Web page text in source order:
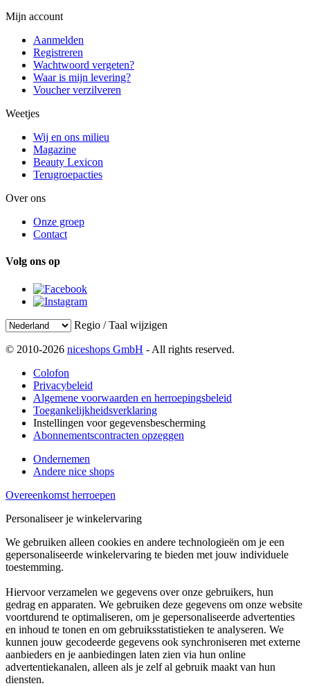
Mijn account
Aanmelden
Registreren
Wachtwoord vergeten?
Waar is mijn levering?
Voucher verzilveren
Weetjes
Wij en ons milieu
Magazine
Beauty Lexicon
Terugroepacties
Over ons
Onze groep
Contact
Volg ons op
Regio / Taal wijzigen
© 2010-2026 niceshops GmbH - All rights reserved.
Colofon
Privacybeleid
Algemene voorwaarden en herroepingsbeleid
Toegankelijkheidsverklaring
Instellingen voor gegevensbescherming
Abonnementscontracten opzeggen
Ondernemen
Andere nice shops
Overeenkomst herroepen
Personaliseer je winkelervaring
We gebruiken alleen cookies en andere technologieën om je een
gepersonaliseerde winkelervaring te bieden met jouw individuele
toestemming.
Hiervoor verzamelen we gegevens over onze gebruikers, hun
gedrag en apparaten. We gebruiken deze gegevens om onze website
voortdurend te optimaliseren, om je gepersonaliseerde advertenties
en inhoud te tonen en om gebruiksstatistieken te analyseren. We
kunnen jouw gecodeerde gegevens ook synchroniseren met externe
aanbieders en je aanbiedingen laten zien via hun online
advertentiekanalen, alleen als je zelf al gebruik maakt van hun
diensten.